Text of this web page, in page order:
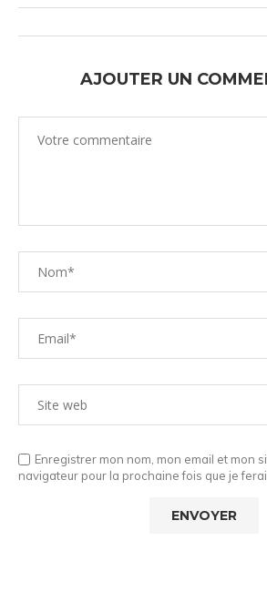
AJOUTER UN
Enregistrer mon nom, mon email et mon
navigateur pour la prochaine fois que je